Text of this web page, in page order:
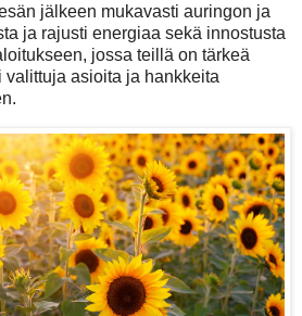
jälkeen mukavasti auringon ja
ja rajusti energiaa sekä innostusta
jossa teillä on tärkeä
valittuja asioita ja hankkeita